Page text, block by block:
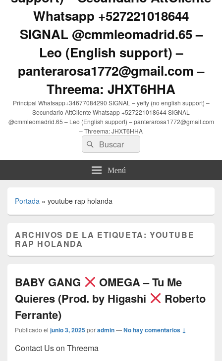
Whatsapp +527221018644
SIGNAL @cmmleomadrid.65 –
Leo (English support) –
panterarosa1772@gmail.com –
Threema: JHXT6HHA
Principal Whatsapp+34677084290 SIGNAL – yeffy (no english support) –
Secundario AttCliente Whatsapp +527221018644 SIGNAL
@cmmleomadrid.65 – Leo (English support) – panterarosa1772@gmail.com
– Threema: JHXT6HHA
Buscar
por:
Buscar
Menú
Portada » youtube rap holanda
ARCHIVOS DE LA ETIQUETA:YOUTUBE
RAP HOLANDA
BABY GANG
OMEGA – Tu Me
Quieres (Prod. by Higashi
Roberto
Ferrante)
Publicado el junio 3, 2025poradmin—No hay comentarios ↓
Contact Us on Threema